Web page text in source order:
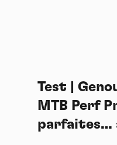
Test |
MTB Perf
parfaites…